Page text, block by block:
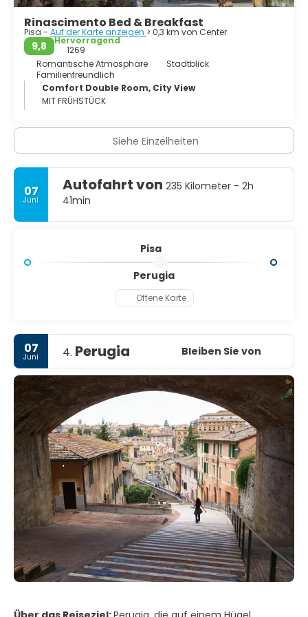
dazu bei, eine lebendige und erschwingliche Café- und
Barszene zu erhalten. Diese Metropole mit
hunderttausend Einwohnern ist viel mehr als ein Turm, sie
ist eine Stadt voller Kunst und Geschichte.
Rinascimento Bed & Breakfast
Pisa - Auf der Karte anzeigen > 0,3 km von Center
9,8
Hervorragend
1269
Romantische Atmosphäre
Stadtblick
Familienfreundlich
Comfort Double Room, City View
MIT FRÜHSTÜCK
Siehe Einzelheiten
07
Juni
Autofahrt von 235 Kilometer - 2h
41min
Pisa
Perugia
Offene Karte
07
Juni 4. Perugia Bleiben Sie von